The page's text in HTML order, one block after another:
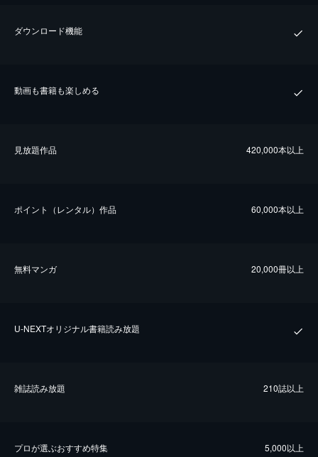
ダウンロード機能
動画も書籍も楽しめる
⾒放題作品 420,000本以上
ポイント（レンタル）作品 60,000本以上
無料マンガ 20,000冊以上
U-NEXTオリジナル書籍読み放題
雑誌読み放題 210誌以上
プロが選ぶおすすめ特集 5,000以上